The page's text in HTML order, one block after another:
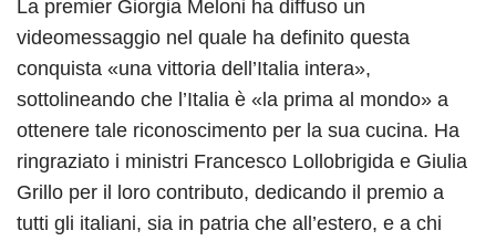
La premier Giorgia Meloni ha diffuso un
videomessaggio nel quale ha definito questa
conquista «una vittoria dell’Italia intera»,
sottolineando che l’Italia è «la prima al mondo» a
ottenere tale riconoscimento per la sua cucina. Ha
ringraziato i ministri Francesco Lollobrigida e Giulia
Grillo per il loro contributo, dedicando il premio a
tutti gli italiani, sia in patria che all’estero, e a chi